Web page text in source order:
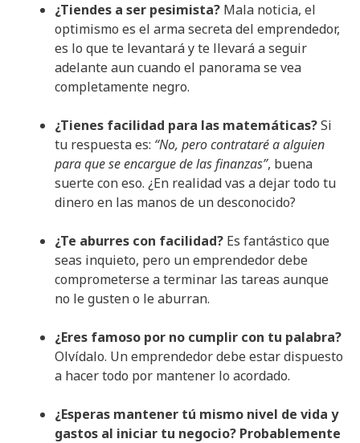
¿Tiendes a ser pesimista? Mala noticia, el
optimismo es el arma secreta del emprendedor,
es lo que te levantará y te llevará a seguir
adelante aun cuando el panorama se vea
completamente negro.
¿Tienes facilidad para las matemáticas?Si
tu respuesta es: “No, pero contrataré a alguien
para que se encargue de las finanzas”, buena
suerte con eso. ¿En realidad vas a dejar todo tu
dinero en las manos de un desconocido?
¿Te aburres con facilidad? Es fantástico que
seas inquieto, pero un emprendedor debe
comprometerse a terminar las tareas aunque
no le gusten o le aburran.
¿Eres famoso por no cumplir con tu palabra?
Olvídalo. Un emprendedor debe estar dispuesto
a hacer todo por mantener lo acordado.
¿Esperas mantener tú mismo nivel de vida y
gastos al iniciar tu negocio? Probablemente